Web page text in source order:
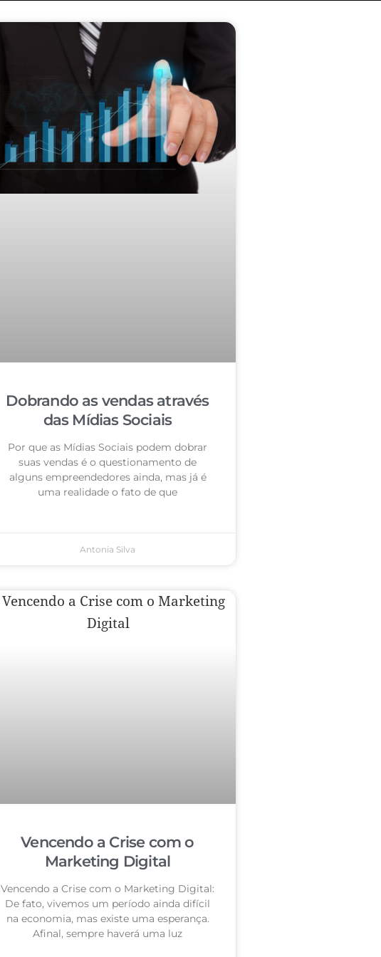
Dobrando as vendas através
das Mídias Sociais
Por que as Mídias Sociais podem dobrar
suas vendas é o questionamento de
alguns empreendedores ainda, mas já é
uma realidade o fato de que
Antonia Silva
Vencendo a Crise com o
Marketing Digital
Vencendo a Crise com o Marketing Digital:
De fato, vivemos um período ainda difícil
na economia, mas existe uma esperança.
Afinal, sempre haverá uma luz